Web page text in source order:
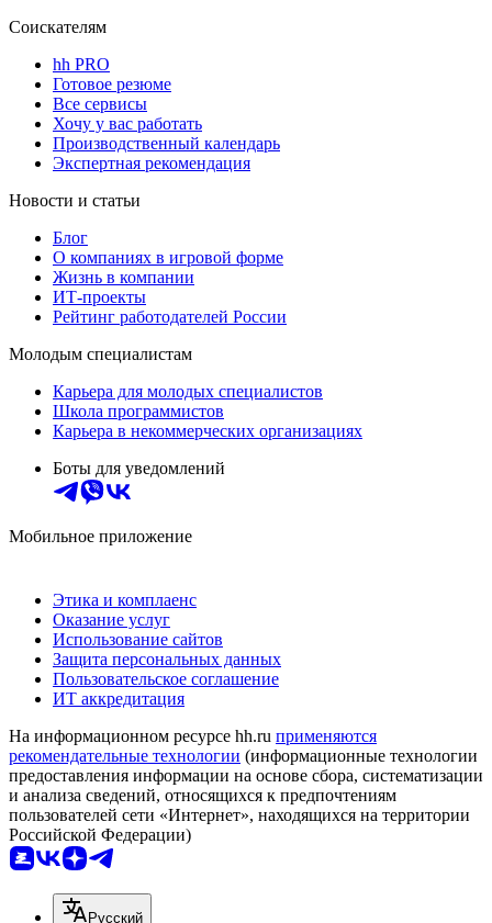
Соискателям
hh PRO
Готовое резюме
Все сервисы
Хочу у вас работать
Производственный календарь
Экспертная рекомендация
Новости и статьи
Блог
О компаниях в игровой форме
Жизнь в компании
ИТ-проекты
Рейтинг работодателей России
Молодым специалистам
Карьера для молодых специалистов
Школа программистов
Карьера в некоммерческих организациях
Боты для уведомлений
Мобильное приложение
Этика и комплаенс
Оказание услуг
Использование сайтов
Защита персональных данных
Пользовательское соглашение
ИТ аккредитация
На информационном ресурсе hh.ru применяются
рекомендательные технологии (информационные технологии
предоставления информации на основе сбора, систематизации
и анализа сведений, относящихся к предпочтениям
пользователей сети «Интернет», находящихся на территории
Российской Федерации)
Русский